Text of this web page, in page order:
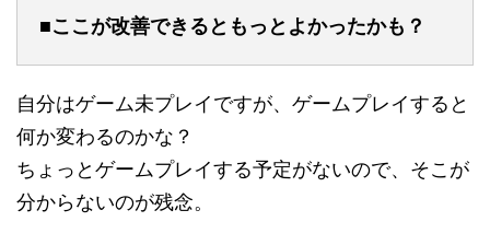
■ここが改善できるともっとよかったかも？
自分はゲーム未プレイですが、ゲームプレイすると
何か変わるのかな？
ちょっとゲームプレイする予定がないので、そこが
分からないのが残念。